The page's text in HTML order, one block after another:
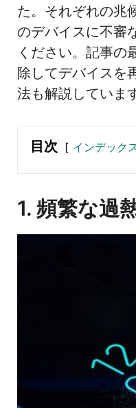
た。それぞれの兆
のデバイスに不審
ください。記事の
除してデバイスを
法も解説していま
目次 インデック
1. 頻繁な過